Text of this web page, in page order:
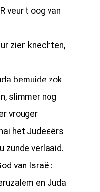
veur t oog van
zien knechten,
bemuide zok
slimmer nog
vrouger
het Judeeërs
zunde verlaaid.
van Israël:
en Juda